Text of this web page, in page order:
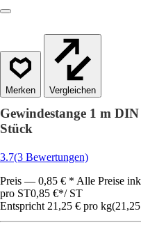
Vergleichen
Gewindestange 1 m
Stück
3.7(3 Bewertungen)
Preis — 0,85 € * Alle Preise
pro ST0,85 €*/ ST
Entspricht 21,25 € pro kg(